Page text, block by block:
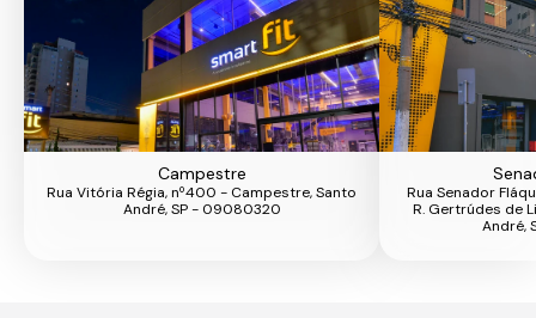
Campestre
Rua Vitória Régia, nº400 - Campestre, Santo
André, SP - 09080320
Rua Senador
R. Gertrúdes de
André,